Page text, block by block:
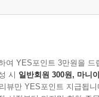
여 YES포인트 3만원을 드
시 일반회원 300원, 마니
뷰만 YES포인트 지급됩니